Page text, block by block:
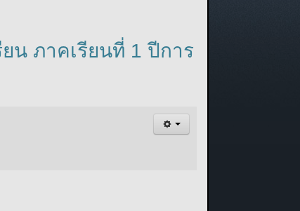
น ภาคเรียนที่ 1 ปีการ